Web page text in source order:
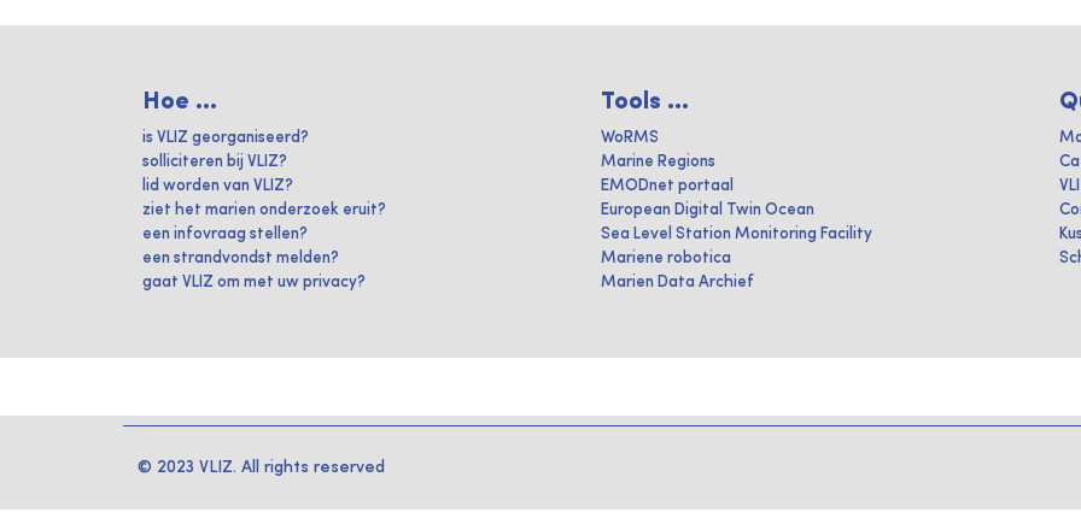
Hoe ...
is VLIZ georganiseerd?
solliciteren bij VLIZ?
lid worden van VLIZ?
ziet het marien onderzoek eruit?
een infovraag stellen?
een strandvondst melden?
gaat VLIZ om met uw privacy?
Tools ...
WoRMS
Marine Regions
EMODnet portaal
European Digital Twin Ocean
Sea Level Station Monitoring Facility
Mariene robotica
Marien Data Archief
© 2023 VLIZ. All rights reserved